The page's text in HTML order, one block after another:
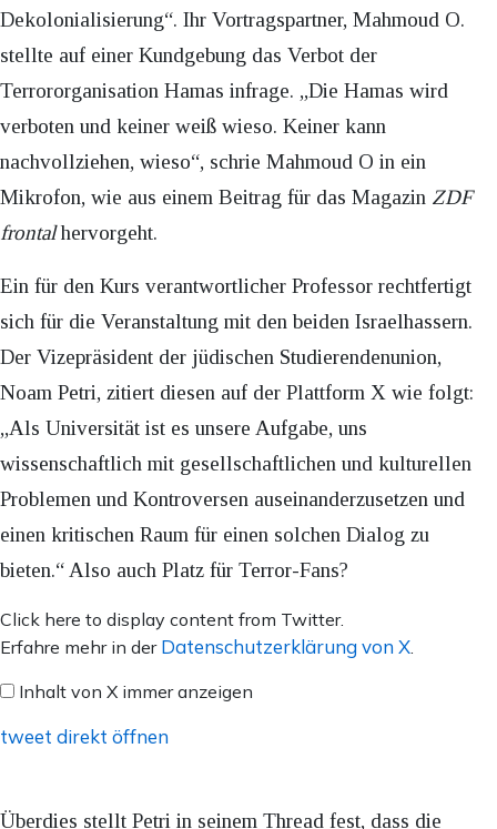
Dekolonialisierung“. Ihr Vortragspartner, Mahmoud O.
stellte auf einer Kundgebung das Verbot der
Terrororganisation Hamas infrage. „Die Hamas wird
verboten und keiner weiß wieso. Keiner kann
nachvollziehen, wieso“, schrie Mahmoud O in ein
Mikrofon, wie aus einem Beitrag für das Magazin ZDF
frontalhervorgeht.
Ein für den Kurs verantwortlicher Professor rechtfertigt
sich für die Veranstaltung mit den beiden Israelhassern.
Der Vizepräsident der jüdischen Studierendenunion,
Noam Petri, zitiert diesen auf der Plattform X wie folgt:
„Als Universität ist es unsere Aufgabe, uns
wissenschaftlich mit gesellschaftlichen und kulturellen
Problemen und Kontroversen auseinanderzusetzen und
einen kritischen Raum für einen solchen Dialog zu
bieten.“ Also auch Platz für Terror-Fans?
Inhalt
von
anzeigen
Click here to display content from Twitter.
Erfahre mehr in der Datenschutzerklärung von X.
Inhalt von X immer anzeigen
tweet direkt öffnen
Überdies stellt Petri in seinem Thread fest, dass die